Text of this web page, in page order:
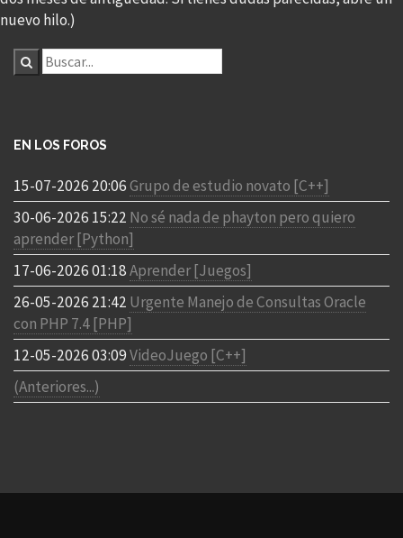
nuevo hilo.)
EN LOS FOROS
15-07-2026 20:06Grupo de estudio novato [C++]
30-06-2026 15:22 No sé nada de phayton pero quiero
aprender [Python]
17-06-2026 01:18Aprender [Juegos]
26-05-2026 21:42 Urgente Manejo de Consultas Oracle
con PHP 7.4 [PHP]
12-05-2026 03:09VideoJuego [C++]
(Anteriores...)